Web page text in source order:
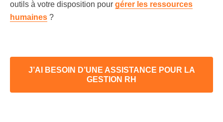
outils à votre disposition pour gérer les ressources
humaines ?
J’AI BESOIN D’UNE ASSISTANCE POUR LA
GESTION RH